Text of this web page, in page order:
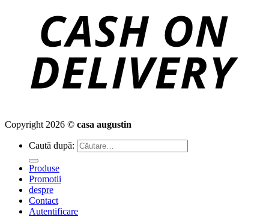
Copyright 2026 © casa augustin
Caută după:
Produse
Promotii
despre
Contact
Autentificare